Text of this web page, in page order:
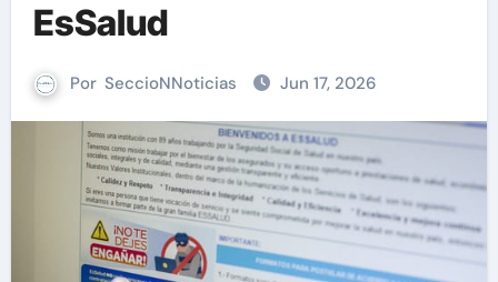
EsSalud
Por SeccioNNoticias Jun 17, 2026